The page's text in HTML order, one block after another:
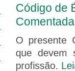
Código de
Comentada
O presente
que devem
profissão.